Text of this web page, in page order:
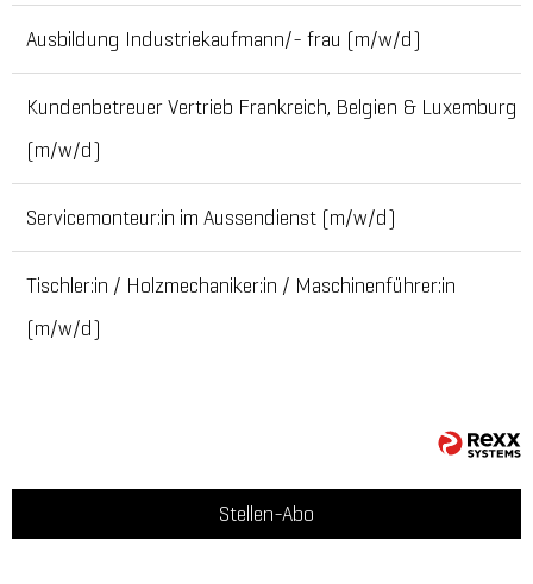
Ausbildung Industriekaufmann/- frau (m/w/d)
Kundenbetreuer Vertrieb Frankreich, Belgien & Luxemburg
(m/w/d)
Servicemonteur:in im Aussendienst (m/w/d)
Tischler:in / Holzmechaniker:in / Maschinenführer:in
(m/w/d)
Stellen-Abo